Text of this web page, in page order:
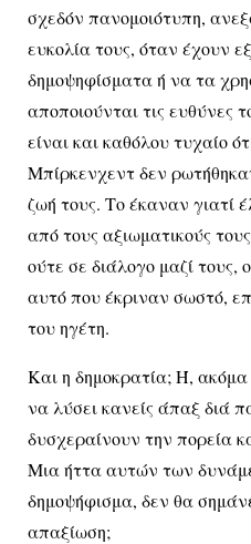
σχεδόν πανομοιότυπη,
ευκολία τους, όταν έχουν
δημοψηφίσματα ή να τα
αποποιούνται τις ευθύνες
είναι και καθόλου τυχαίο
Μπίρκενχεντ δεν
ζωή τους. Το έκαναν γιατί
από τους αξιωματικούς
ούτε σε διάλογο μαζί τους,
αυτό που έκριναν σωστό,
του ηγέτη.
Και η δημοκρατία; Ή, ακόμα
να λύσει κανείς άπαξ διά
δυσχεραίνουν την πορεία
Μια ήττα αυτών των
δημοψήφισμα, δεν θα
απαξίωση;